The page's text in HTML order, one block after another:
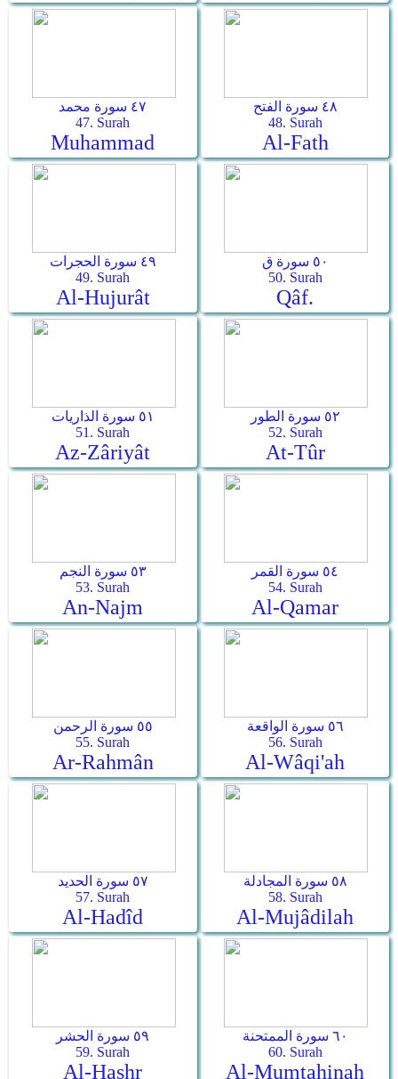
٤٧ سورة محمد
47. Surah
Muhammad
٤٨ سورة الفتح
48. Surah
Al-Fath
٤٩ سورة الحجرات
49. Surah
Al-Hujurât
٥٠ سورة ق
50. Surah
Qâf.
٥١ سورة الذاريات
51. Surah
Az-Zâriyât
٥٢ سورة الطور
52. Surah
At-Tûr
٥٣ سورة النجم
53. Surah
An-Najm
٥٤ سورة القمر
54. Surah
Al-Qamar
٥٥ سورة الرحمن
55. Surah
Ar-Rahmân
٥٦ سورة الواقعة
56. Surah
Al-Wâqi'ah
٥٧ سورة الحديد
57. Surah
Al-Hadîd
٥٨ سورة المجادلة
58. Surah
Al-Mujâdilah
٥٩ سورة الحشر
59. Surah
Al-Hashr
٦٠ سورة الممتحنة
60. Surah
Al-Mumtahinah